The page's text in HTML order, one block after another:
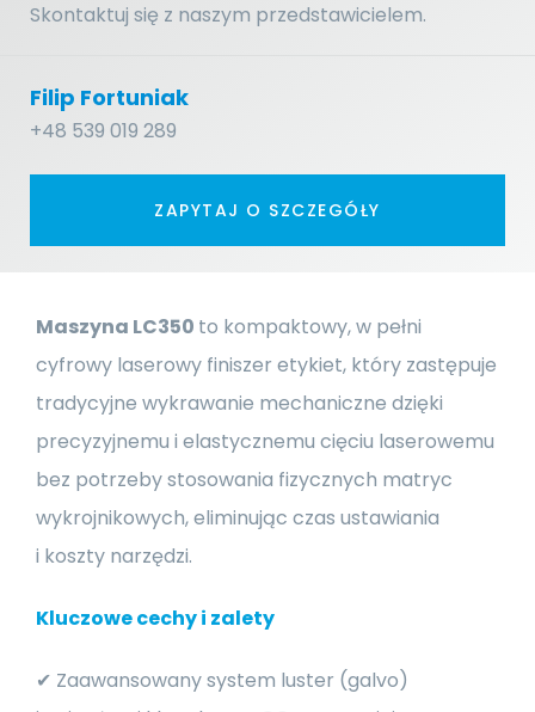
Skontaktuj się z naszym przedstawicielem.
Filip Fortuniak
+48 539 019 289
ZAPYTAJ O SZCZEGÓŁY
Maszyna LC350 to kompaktowy, w pełni
cyfrowy laserowy finiszer etykiet, który zastępuje
tradycyjne wykrawanie mechaniczne dzięki
precyzyjnemu i elastycznemu cięciu laserowemu
bez potrzeby stosowania fizycznych matryc
wykrojnikowych, eliminując czas ustawiania
i koszty narzędzi.
Kluczowe cechy i zalety
✔ Zaawansowany system luster (galvo)